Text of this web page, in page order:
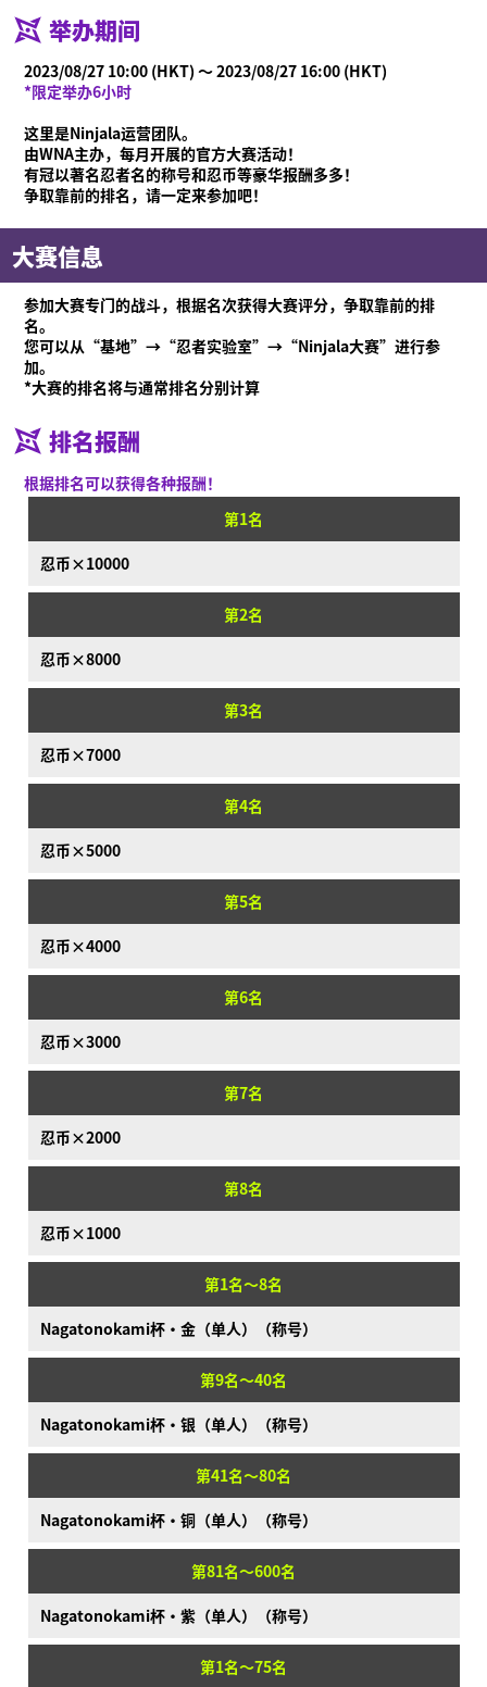
什么是Ninjala？
通知
产品信息
举办期间
2023/08/27 10:00 (HKT) ～ 2023/08/27 16:00 (HKT)
*限定举办6小时
这里是Ninjala运营团队。
由WNA主办，每月开展的官方大赛活动！
有冠以著名忍者名的称号和忍币等豪华报酬多多！
争取靠前的排名，请一定来参加吧！
大赛信息
参加大赛专门的战斗，根据名次获得大赛评分，争取靠前的排
名。
您可以从“基地”→“忍者实验室”→“Ninjala大赛”进行参
加。
*大赛的排名将与通常排名分别计算
排名报酬
根据排名可以获得各种报酬！
第1名
忍币×10000
第2名
忍币×8000
第3名
忍币×7000
第4名
忍币×5000
第5名
忍币×4000
第6名
忍币×3000
第7名
忍币×2000
第8名
忍币×1000
第1名～8名
Nagatonokami杯·金（单人）（称号）
第9名～40名
Nagatonokami杯·银（单人）（称号）
第41名～80名
Nagatonokami杯·铜（单人）（称号）
第81名～600名
Nagatonokami杯·紫（单人）（称号）
第1名～75名